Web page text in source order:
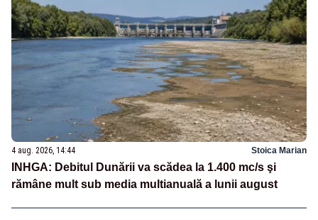
4 aug. 2026, 14:44 Stoica Marian
INHGA: Debitul Dunării va scădea la 1.400 mc/s şi
rămâne mult sub media multianuală a lunii august